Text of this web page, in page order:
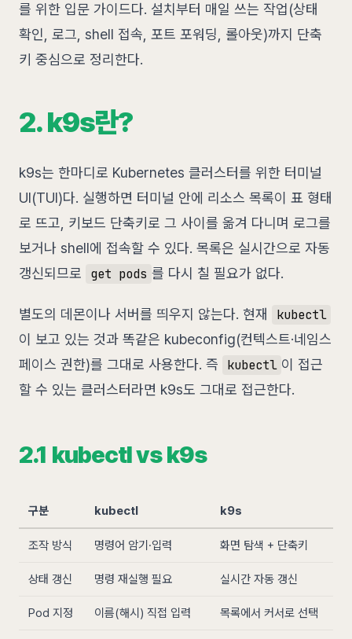
를 위한 입문 가이드다. 설치부터 매일 쓰는 작업(상태
확인, 로그, shell 접속, 포트 포워딩, 롤아웃)까지 단축
키 중심으로 정리한다.
2. k9s란?
k9s는 한마디로 Kubernetes 클러스터를 위한 터미널
UI(TUI)다. 실행하면 터미널 안에 리소스 목록이 표 형태
로 뜨고, 키보드 단축키로 그 사이를 옮겨 다니며 로그를
보거나 shell에 접속할 수 있다. 목록은 실시간으로 자동
갱신되므로
get pods 를 다시 칠 필요가 없다.
별도의 데몬이나 서버를 띄우지 않는다. 현재
kubectl
이 보고 있는 것과 똑같은 kubeconfig(컨텍스트·네임스
페이스 권한)를 그대로 사용한다. 즉
kubectl 이 접근
할 수 있는 클러스터라면 k9s도 그대로 접근한다.
2.1 kubectl vs k9s
구분 kubectl k9s
조작 방식 명령어 암기·입력 화면 탐색 + 단축키
상태 갱신 명령 재실행 필요 실시간 자동 갱신
Pod 지정 이름(해시) 직접 입력 목록에서 커서로 선택